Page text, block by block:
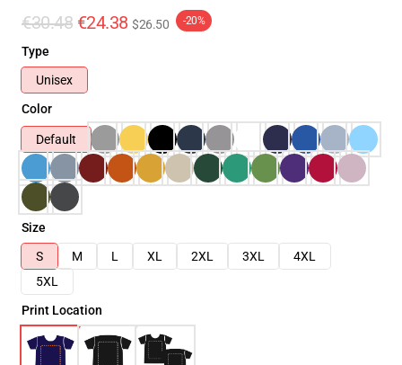
€30.48 €24.38 $26.50 -20%
Type
Unisex
Color
Default
Size
S
M L XL 2XL 3XL
4XL
5XL
Print Location